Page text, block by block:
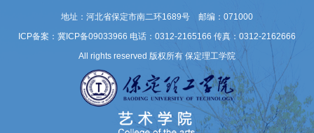
地址：河北省保定市南二环1689号 邮编：071000
ICP备案：冀ICP备09033966 电话：0312-2165166 传真：0312-2162666
All rights reserved 版权所有 保定理工学院